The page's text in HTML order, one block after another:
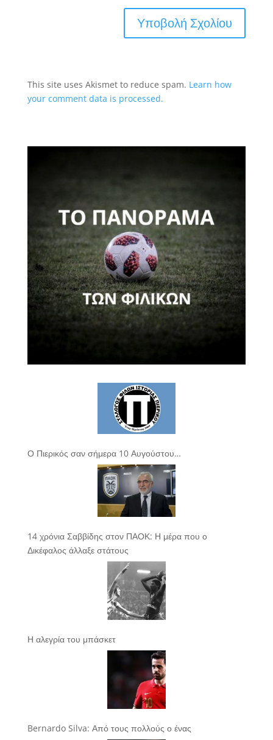
This site uses Akismet to reduce spam. Learn how
your comment data is processed.
Ο Πιερικός σαν σήμερα 10 Αυγούστου…
14 χρόνια Σαββίδης στον ΠΑΟΚ: Η μέρα που ο
Δικέφαλος άλλαξε στάτους
Η αλεγρία του μπάσκετ
Bernardo Silva: Από τους πολλούς ο ένας